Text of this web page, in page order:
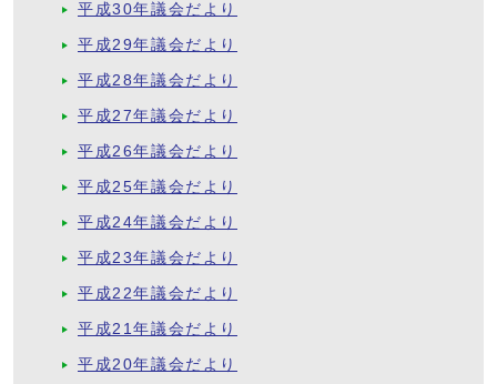
平成30年議会だより
平成29年議会だより
平成28年議会だより
平成27年議会だより
平成26年議会だより
平成25年議会だより
平成24年議会だより
平成23年議会だより
平成22年議会だより
平成21年議会だより
平成20年議会だより